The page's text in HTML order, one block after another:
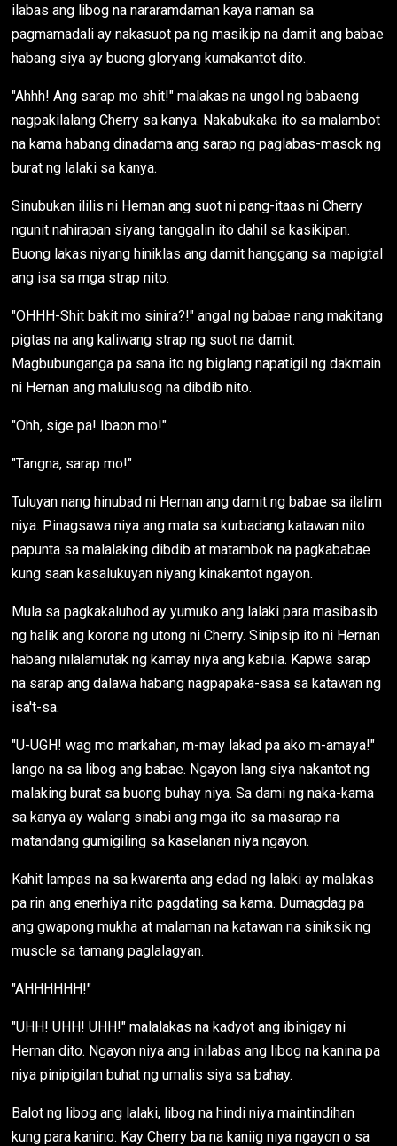
ilabas ang libog na nararamdaman kaya naman sa
pagmamadali ay nakasuot pa ng masikip na damit ang babae
habang siya ay buong gloryang kumakantot dito.
"Ahhh! Ang sarap mo shit!" malakas na ungol ng babaeng
nagpakilalang Cherry sa kanya. Nakabukaka ito sa malambot
na kama habang dinadama ang sarap ng paglabas-masok ng
burat ng lalaki sa kanya.
Sinubukan ililis ni Hernan ang suot ni pang-itaas ni Cherry
ngunit nahirapan siyang tanggalin ito dahil sa kasikipan.
Buong lakas niyang hiniklas ang damit hanggang sa mapigtal
ang isa sa mga strap nito.
"OHHH-Shit bakit mo sinira?!" angal ng babae nang makitang
pigtas na ang kaliwang strap ng suot na damit.
Magbubunganga pa sana ito ng biglang napatigil ng dakmain
ni Hernan ang malulusog na dibdib nito.
"Ohh, sige pa! Ibaon mo!"
"Tangna, sarap mo!"
Tuluyan nang hinubad ni Hernan ang damit ng babae sa ilalim
niya. Pinagsawa niya ang mata sa kurbadang katawan nito
papunta sa malalaking dibdib at matambok na pagkababae
kung saan kasalukuyan niyang kinakantot ngayon.
Mula sa pagkakaluhod ay yumuko ang lalaki para masibasib
ng halik ang korona ng utong ni Cherry. Sinipsip ito ni Hernan
habang nilalamutak ng kamay niya ang kabila. Kapwa sarap
na sarap ang dalawa habang nagpapaka-sasa sa katawan ng
isa't-sa.
"U-UGH! wag mo markahan, m-may lakad pa ako m-amaya!"
lango na sa libog ang babae. Ngayon lang siya nakantot ng
malaking burat sa buong buhay niya. Sa dami ng naka-kama
sa kanya ay walang sinabi ang mga ito sa masarap na
matandang gumigiling sa kaselanan niya ngayon.
Kahit lampas na sa kwarenta ang edad ng lalaki ay malakas
pa rin ang enerhiya nito pagdating sa kama. Dumagdag pa
ang gwapong mukha at malaman na katawan na siniksik ng
muscle sa tamang paglalagyan.
"AHHHHHH!"
"UHH! UHH! UHH!" malalakas na kadyot ang ibinigay ni
Hernan dito. Ngayon niya ang inilabas ang libog na kanina pa
niya pinipigilan buhat ng umalis siya sa bahay.
Balot ng libog ang lalaki, libog na hindi niya maintindihan
kung para kanino. Kay Cherry ba na kaniig niya ngayon o sa